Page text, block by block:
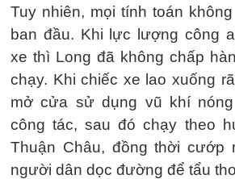
Tuy nhiên, mọi tính toán
ban đầu. Khi lực lượng công
xe thì Long đã không chấp
chạy. Khi chiếc xe lao xuống
mở cửa sử dụng vũ khí
công tác, sau đó chạy theo
Thuận Châu, đồng thời cướp
người dân dọc đường để tẩu